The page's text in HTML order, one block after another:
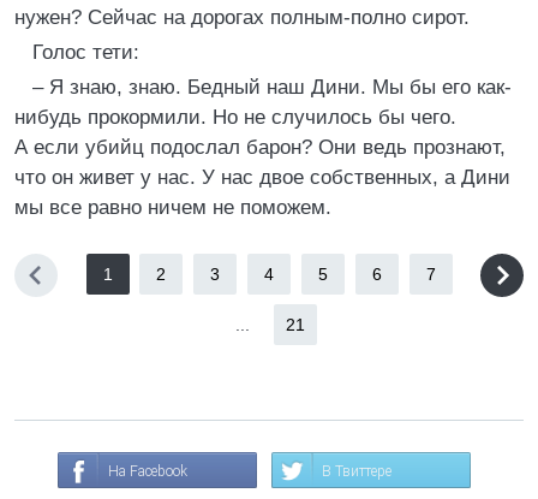
нужен? Сейчас на дорогах полным-полно сирот.
Голос тети:
– Я знаю, знаю. Бедный наш Дини. Мы бы его как-
нибудь прокормили. Но не случилось бы чего.
А если убийц подослал барон? Они ведь прознают,
что он живет у нас. У нас двое собственных, а Дини
мы все равно ничем не поможем.
1 2 3 4 5 6 7
21
На Facebook В Твиттере